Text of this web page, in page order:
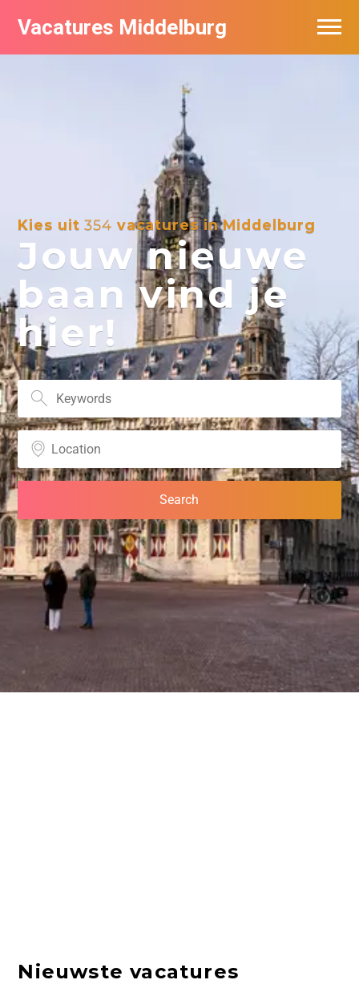
Vacatures Middelburg
Kies uit354 vacatures in Middelburg
Jouw nieuwe
baan vind je
hier!
Nieuwste vacatures
Vacatures per bedrijf